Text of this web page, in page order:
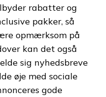
rabatter og
pakker, så
opmærksom på
kan det også
sig nyhedsbreve
øje med sociale
gode